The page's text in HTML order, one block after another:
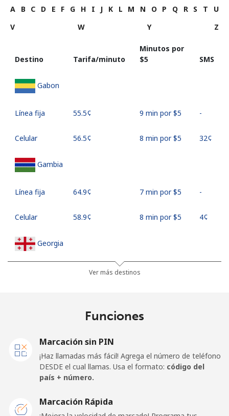
A B C D E F G H I J K L M N O P Q R S T
U
V
W Y Z
Destino Tarifa/minuto
Minutos por
⁦$5⁩
SMS
Gabon
Línea fija ⁦55.5¢⁩ 9 min por ⁦$5⁩ -
Celular ⁦56.5¢⁩ 8 min por ⁦$5⁩ ⁦32¢⁩
Gambia
Línea fija ⁦64.9¢⁩ 7 min por ⁦$5⁩ -
Celular ⁦58.9¢⁩ 8 min por ⁦$5⁩ ⁦4¢⁩
Georgia
⁦32.5¢⁩
15 min por
⁦$5⁩
Germany
Línea fija ⁦1.5¢⁩
333 min por
-
Celular ⁦1.5¢⁩
Ver más destinos
Funciones
Marcación sin PIN
¡Haz llamadas más fácil! Agrega el número de teléfono
DESDE el cual llamas. Usa el formato: código del
país + número.
Marcación Rápida